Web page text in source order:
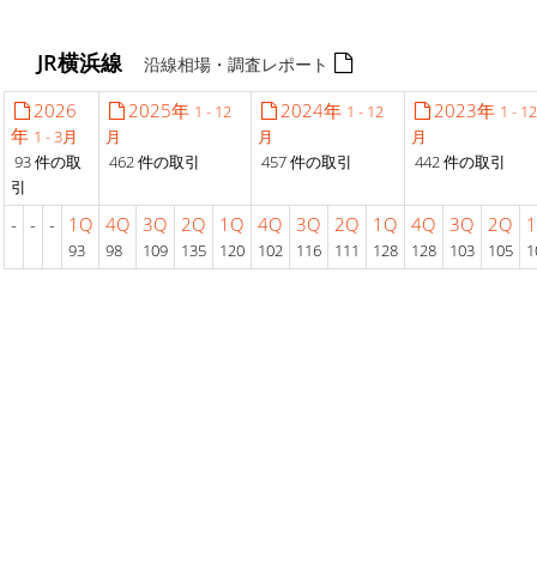
JR横浜線沿線相場・調査レポート
2026
年 1 - 3月
93 件の取
引
2025年 1 - 12
月
462 件の取引
2024年 1 - 12
月
457 件の取引
2023年 1 - 12
月
442 件の取引
- - - 1Q
93
4Q
98
3Q
109
2Q
135
1Q
120
4Q
102
3Q
116
2Q
111
1Q
128
4Q
128
3Q
103
2Q
105